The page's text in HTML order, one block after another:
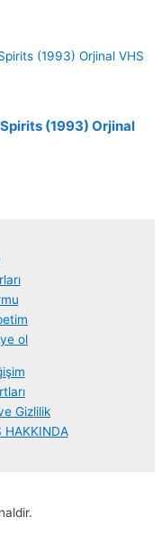
(1993) Orjinal
ol
Gizlilik
HAKKINDA